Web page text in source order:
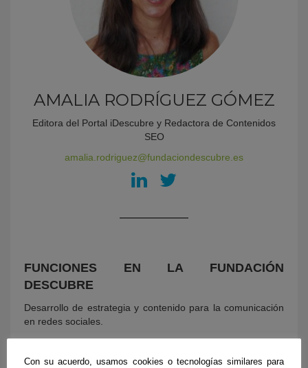
AMALIA RODRÍGUEZ GÓMEZ
Editora del Portal iDescubre y Redactora de Contenidos
SEO
amalia.rodriguez@fundaciondescubre.es
FUNCIONES EN LA FUNDACIÓN
DESCUBRE
Desarrollo de estrategia y contenido para la comunicación
en redes sociales.
EXPERIENCIA LABORAL
Con su acuerdo, usamos cookies o tecnologías similares para